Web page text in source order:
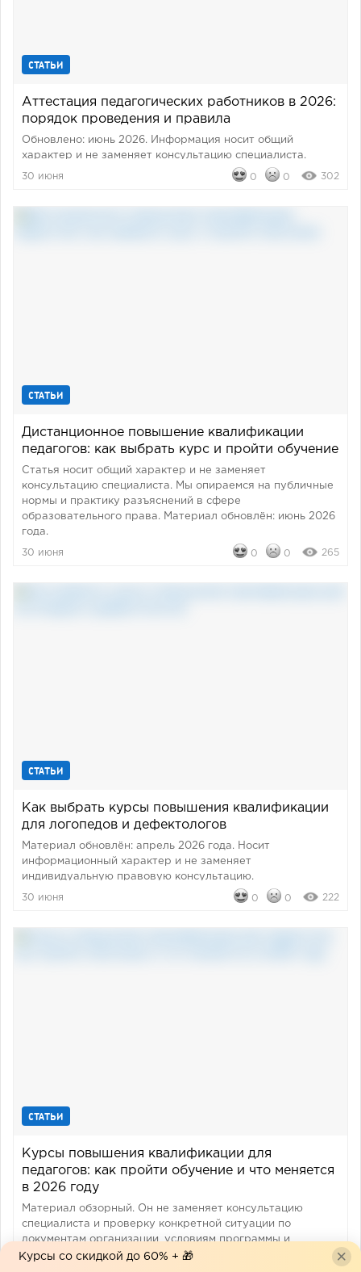
СТАТЬИ
Аттестация педагогических работников в 2026:
порядок проведения и правила
Обновлено: июнь 2026. Информация носит общий
характер и не заменяет консультацию специалиста.
30 июня 0 0 302
СТАТЬИ
Дистанционное повышение квалификации
педагогов: как выбрать курс и пройти обучение
Статья носит общий характер и не заменяет
консультацию специалиста. Мы опираемся на публичные
нормы и практику разъяснений в сфере
образовательного права. Материал обновлён: июнь 2026
года.
30 июня 0 0 265
СТАТЬИ
Как выбрать курсы повышения квалификации
для логопедов и дефектологов
Материал обновлён: апрель 2026 года. Носит
информационный характер и не заменяет
индивидуальную правовую консультацию.
30 июня 0 0 222
СТАТЬИ
Курсы повышения квалификации для
педагогов: как пройти обучение и что меняется
в 2026 году
Материал обзорный. Он не заменяет консультацию
специалиста и проверку конкретной ситуации по
документам организации, условиям программы и
локальным актам работодателя. Нормативные данные
Курсы со скидкой до 60% + 🎁